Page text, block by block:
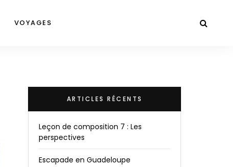
VOYAGES
ARTICLES RÉCENTS
Leçon de composition 7 : Les
perspectives
Escapade en Guadeloupe